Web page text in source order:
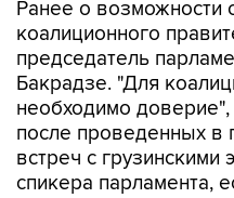
председатель
Бакрадзе. "Для
необходимо доверие",
после проведенных в
встреч с грузинскими
спикера парламента,
политический диалог
доверие между